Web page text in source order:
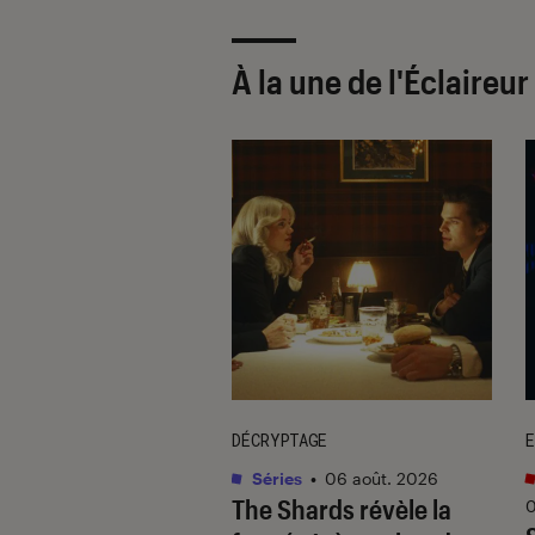
À la une de l'Éclaireur
The Shards révèle la
DÉCRYPTAGE
Séries • 06 août. 2026